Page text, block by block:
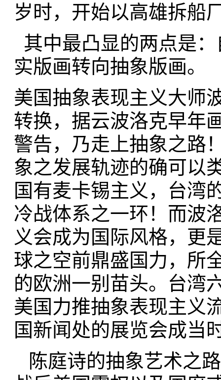
岁时，开始以高雄拆船
其中最凸显的两点是
实版画转向抽象版画。
美国抽象表现主义大师
转换，据云波洛克早年
警告，乃走上抽象之路
象之发展轨迹的确可以
国有麦卡锡主义，台湾
冷战体系之一环！而波
义会成为国际风格，更
球之空前鼎盛国力，所
的欧洲一别苗头。台湾
美国力推抽象表现主义
国新闻处的展览会成当
陈庭诗的抽象艺术之